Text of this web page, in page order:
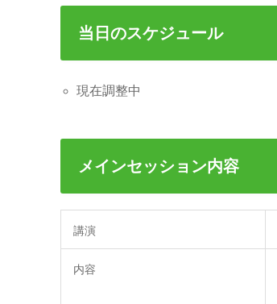
当日のスケジュール
現在調整中
メインセッション内容
講演
内容